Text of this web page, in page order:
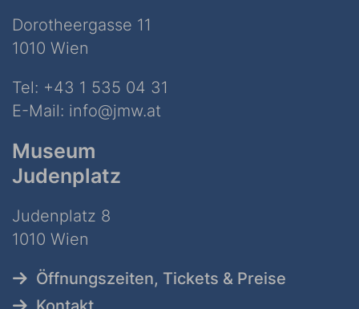
Dorotheergasse 11
1010 Wien
Tel: +43 1 535 04 31
E-Mail: info@jmw.at
Museum
Judenplatz
Judenplatz 8
1010 Wien
Öffnungszeiten, Tickets & Preise